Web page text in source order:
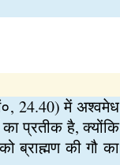
24.40) में अश्वमेध
प्रतीक है, क्योंकि
ब्राह्मण की गौ का